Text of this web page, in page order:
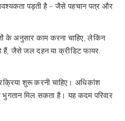
पड़ती है – जैसे पहचान पत्र और
के अनुसार काम करना चाहिए, लेकिन
हैं, जैसे जल दहन या क्रीडिट फायर.
शुरू करनी चाहिए। अधिकांश
मिल सकता है। यह कदम परिवार